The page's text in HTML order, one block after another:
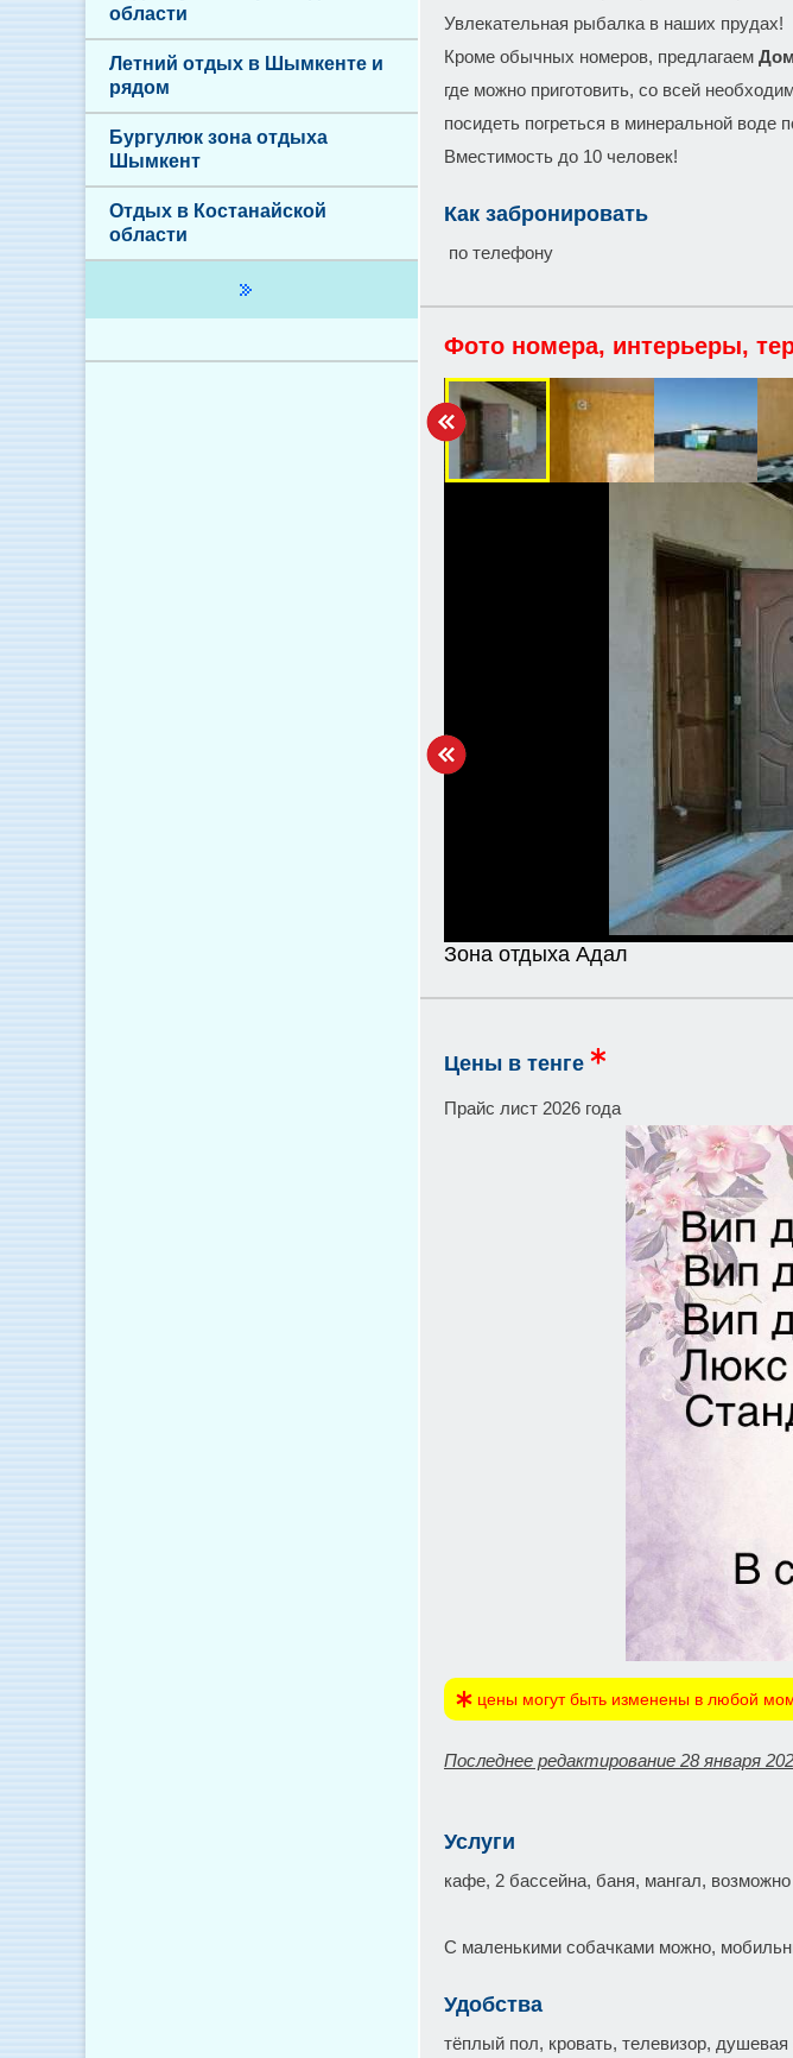
Увлекательная рыбалка в наших прудах!
Кроме обычных номеров, предлагаем
где можно приготовить, со всей
посидеть погреться в минеральной воде
Вместимость до 10 человек!
Как забронировать
по телефону
Фото номера, интерьеры,
Зона отдыха Адал
Цены в тенге
Прайс лист 2026 года
цены могут быть изменены в любой
Последнее редактирование 28 января
Услуги
кафе, 2 бассейна, баня, мангал,
С маленькими собачками можно,
Удобства
тёплый пол, кровать, телевизор,
области
Летний отдых в Шымкенте и
рядом
Бургулюк зона отдыха
Шымкент
Отдых в Костанайской
области